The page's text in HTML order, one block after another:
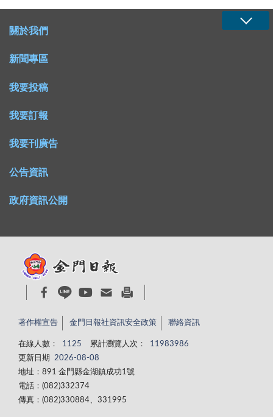
關於我們
新聞專區
我要投稿
我要訂報
我要刊廣告
公告資訊
政府資訊公開
著作權宣告 金門日報社資訊安全政策 聯絡資訊
在線人數： 1125 累計瀏覽人次：
11983986
更新日期
2026-08-08
地址：891 金門縣金湖鎮成功1號
電話：(082)332374
傳真：(082)330884、331995